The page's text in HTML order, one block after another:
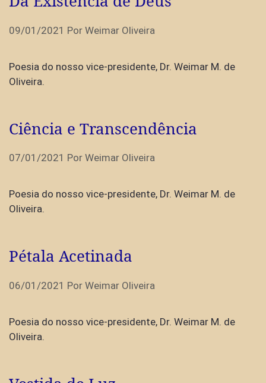
09/01/2021 Por Weimar Oliveira
Poesia do nosso vice-presidente, Dr. Weimar M. de
Oliveira.
Ciência e Transcendência
07/01/2021 Por Weimar Oliveira
Poesia do nosso vice-presidente, Dr. Weimar M. de
Oliveira.
Pétala Acetinada
06/01/2021 Por Weimar Oliveira
Poesia do nosso vice-presidente, Dr. Weimar M. de
Oliveira.